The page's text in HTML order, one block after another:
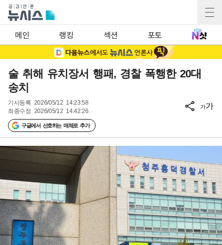
메인 랭킹 섹션 포토
술 취해 유치장서 행패, 경찰 폭행한 20대
송치
기사등록 2026/05/12 14:23:58
최종수정 2026/05/12 14:42:26
구글에서 선호하는 매체로 추가
가가